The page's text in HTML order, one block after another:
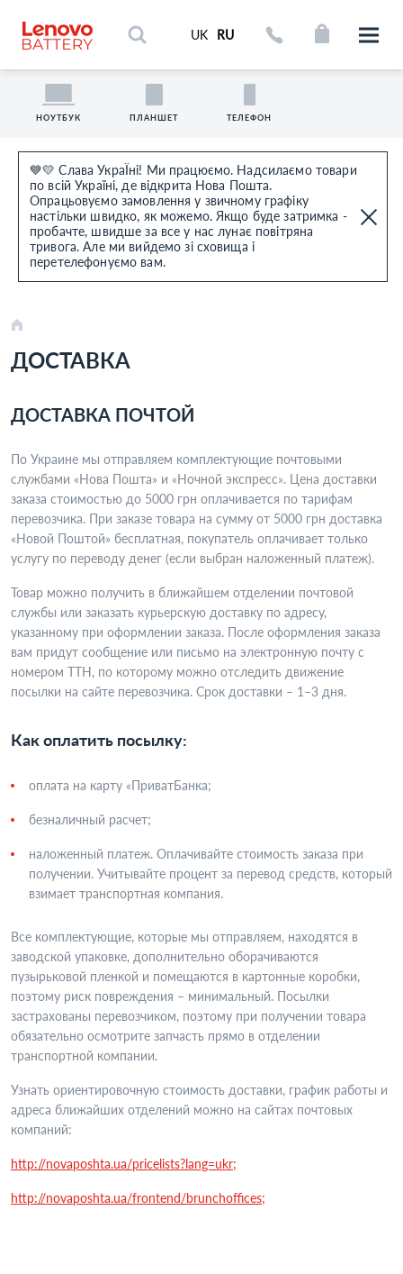
💙💛 Слава УкраЇні! Ми працюємо. Надсилаємо товари
по всій Україні, де відкрита Нова Пошта.
Опрацьовуємо замовлення у звичному графіку
настільки швидко, як можемо. Якщо буде затримка -
пробачте, швидше за все у нас лунає повітряна
тривога. Але ми вийдемо зі сховища і
перетелефонуємо вам.
UK RU
НОУТБУК ПЛАНШЕТ ТЕЛЕФОН
ДОСТАВКА
ДОСТАВКА ПОЧТОЙ
По Украине мы отправляем комплектующие почтовыми
службами «Нова Пошта» и «Ночной экспресс». Цена доставки
заказа стоимостью до 5000 грн оплачивается по тарифам
перевозчика. При заказе товара на сумму от 5000 грн доставка
«Новой Поштой» бесплатная, покупатель оплачивает только
услугу по переводу денег (если выбран наложенный платеж).
Товар можно получить в ближайшем отделении почтовой
службы или заказать курьерскую доставку по адресу,
указанному при оформлении заказа. После оформления заказа
вам придут сообщение или письмо на электронную почту с
номером ТТН, по которому можно отследить движение
посылки на сайте перевозчика. Срок доставки – 1–3 дня.
Как оплатить посылку:
оплата на карту «ПриватБанка;
безналичный расчет;
наложенный платеж. Оплачивайте стоимость заказа при
получении. Учитывайте процент за перевод средств, который
взимает транспортная компания.
Все комплектующие, которые мы отправляем, находятся в
заводской упаковке, дополнительно оборачиваются
пузырьковой пленкой и помещаются в картонные коробки,
поэтому риск повреждения – минимальный. Посылки
застрахованы перевозчиком, поэтому при получении товара
обязательно осмотрите запчасть прямо в отделении
транспортной компании.
Узнать ориентировочную стоимость доставки, график работы и
адреса ближайших отделений можно на сайтах почтовых
компаний:
http://novaposhta.ua/pricelists?lang=ukr;
http://novaposhta.ua/frontend/brunchoffices;